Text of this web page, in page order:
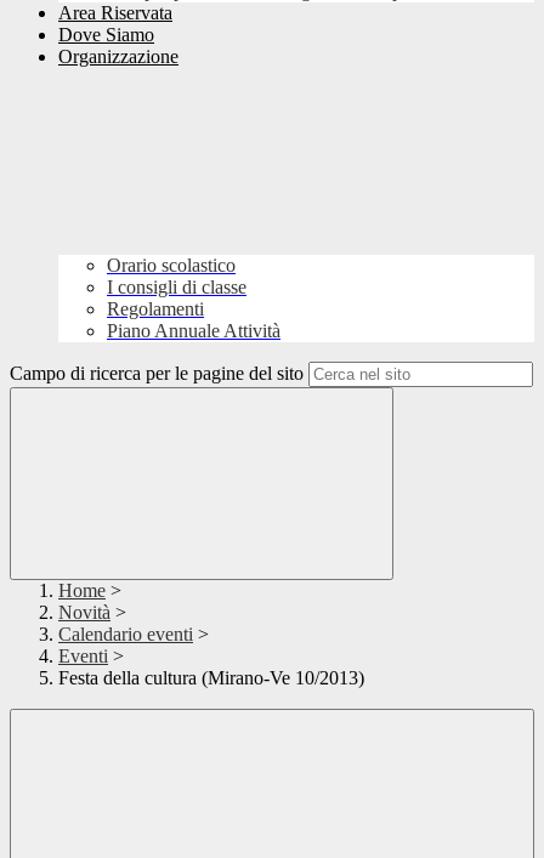
Area Riservata
Dove Siamo
Organizzazione
Orario scolastico
I consigli di classe
Regolamenti
Piano Annuale Attività
Campo di ricerca per le pagine del sito
Home >
Novità >
Calendario eventi >
Eventi >
Festa della cultura (Mirano-Ve 10/2013)